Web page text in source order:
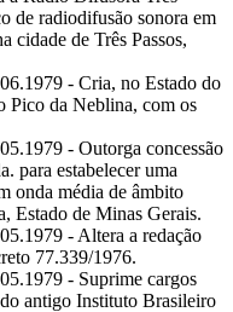
de radiodifusão sonora em
cidade de Três Passos,
- Cria, no Estado do
Pico da Neblina, com os
- Outorga concessão
para estabelecer uma
onda média de âmbito
Estado de Minas Gerais.
- Altera a redação
77.339/1976.
- Suprime cargos
antigo Instituto Brasileiro